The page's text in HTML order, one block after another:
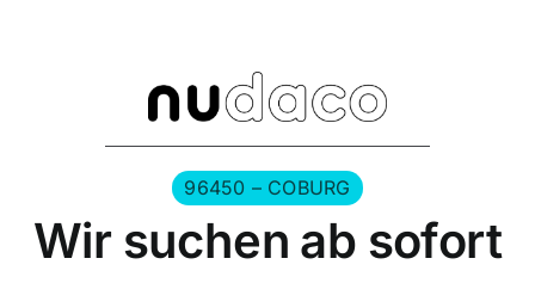
96450 – COBURG
Wir suchen ab sofort